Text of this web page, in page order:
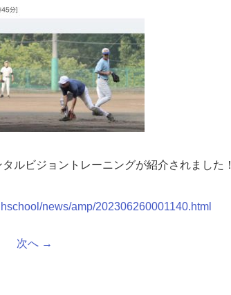
ルビジョントレーニングが紹介されました！
news/amp/202306260001140.html
次へ →